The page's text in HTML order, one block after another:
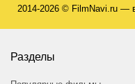
2014-2026 © FilmNavi.ru —
Разделы